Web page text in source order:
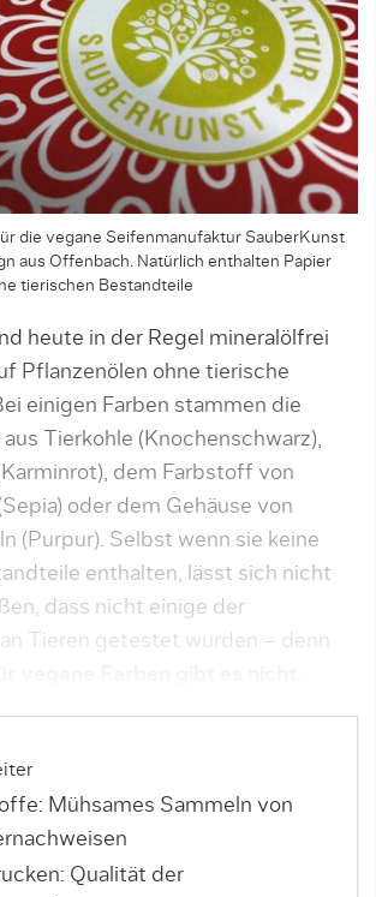
die vegane Seifenmanufaktur SauberKunst
aus Offenbach. Natürlich enthalten Papier
tierischen Bestandteile
heute in der Regel mineralölfrei
Pflanzenölen ohne tierische
einigen Farben stammen die
Tierkohle (Knochenschwarz),
dem Farbstoff von
oder dem Gehäuse von
(Purpur). Selbst wenn sie keine
enthalten, lässt sich nicht
dass nicht einige der
Tieren getestet wurden – denn
Mühsames Sammeln von
Qualität der